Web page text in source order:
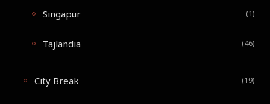
Singapur (1)
Tajlandia (46)
City Break (19)